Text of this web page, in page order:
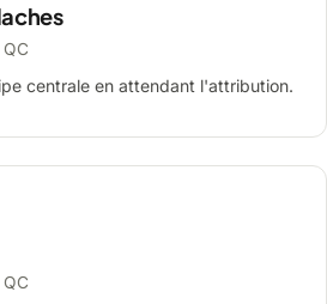
centrale en attendant l'attribution.